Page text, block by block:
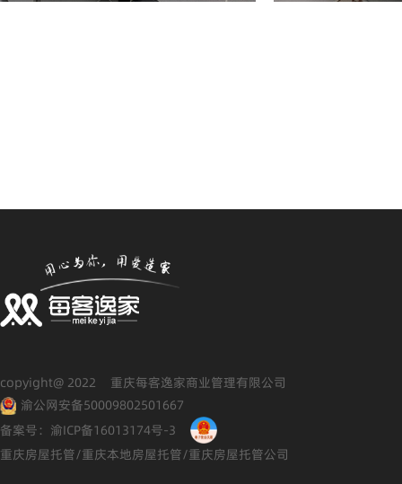
copyight@ 2022 重庆每客逸家商业管理有限公司
渝公网安备50009802501667
备案号：渝ICP备16013174号-3
重庆房屋托管/重庆本地房屋托管/重庆房屋托管公司